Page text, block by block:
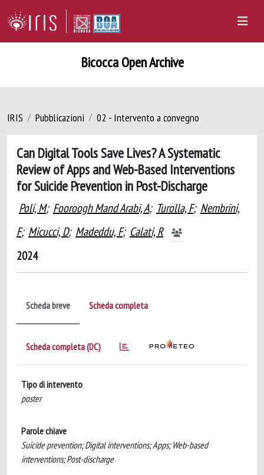
Bicocca Open Archive
IRIS Pubblicazioni 02 - Intervento a convegno
Can Digital Tools Save Lives? A Systematic
Review of Apps and Web-Based Interventions
for Suicide Prevention in Post-Discharge
Poli, M; Fooroogh Mand Arabi, A; Turolla, F; Nembrini,
F; Micucci, D; Madeddu, F; Calati, R
2024
Scheda breve Scheda completa
Scheda completa (DC)
Tipo di intervento
poster
Parole chiave
Suicide prevention; Digital interventions; Apps; Web-based
interventions; Post-discharge